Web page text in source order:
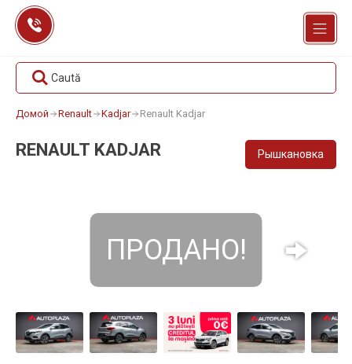
Перейти
содержанию
Caută
Домой Renault Kadjar Renault Kadjar
RENAULT KADJAR Рышкановка
ПРОДАНО!